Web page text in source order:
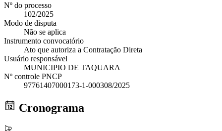
Nº do processo
102/2025
Modo de disputa
Não se aplica
Instrumento convocatório
Ato que autoriza a Contratação Direta
Usuário responsável
MUNICIPIO DE TAQUARA
Nº controle PNCP
97761407000173-1-000308/2025
Cronograma